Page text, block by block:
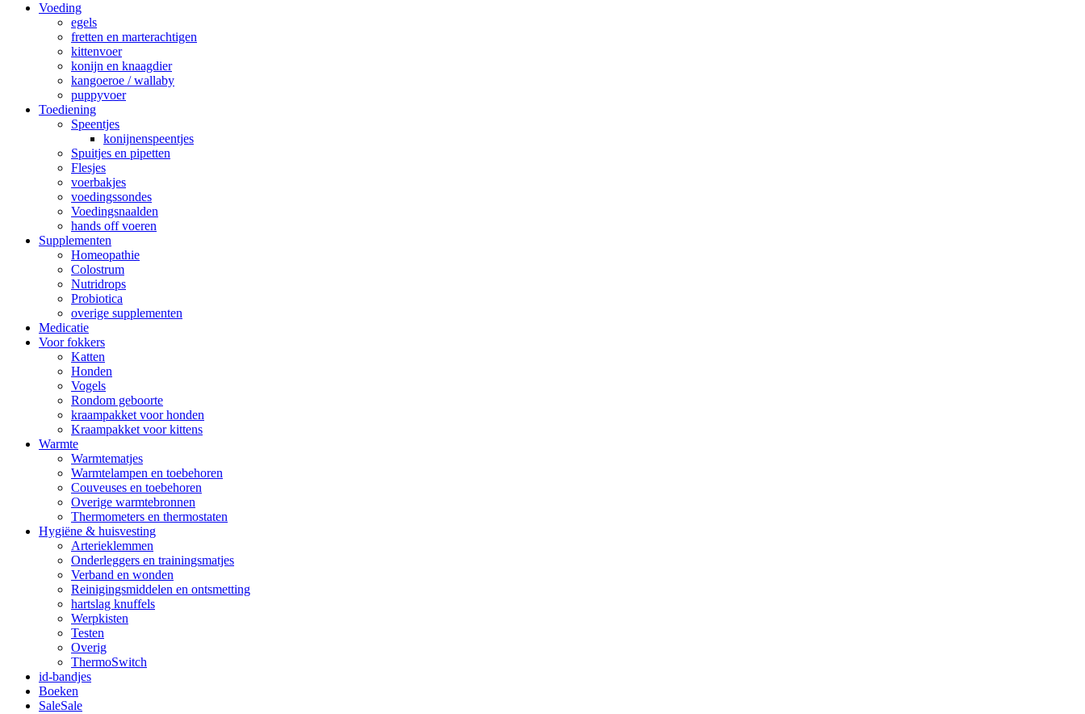
Voeding
egels
fretten en marterachtigen
kittenvoer
konijn en knaagdier
kangoeroe / wallaby
puppyvoer
Toediening
Speentjes
konijnenspeentjes
Spuitjes en pipetten
Flesjes
voerbakjes
voedingssondes
Voedingsnaalden
hands off voeren
Supplementen
Homeopathie
Colostrum
Nutridrops
Probiotica
overige supplementen
Medicatie
Voor fokkers
Katten
Honden
Vogels
Rondom geboorte
kraampakket voor honden
Kraampakket voor kittens
Warmte
Warmtematjes
Warmtelampen en toebehoren
Couveuses en toebehoren
Overige warmtebronnen
Thermometers en thermostaten
Hygiëne & huisvesting
Arterieklemmen
Onderleggers en trainingsmatjes
Verband en wonden
Reinigingsmiddelen en ontsmetting
hartslag knuffels
Werpkisten
Testen
Overig
ThermoSwitch
id-bandjes
Boeken
SaleSale